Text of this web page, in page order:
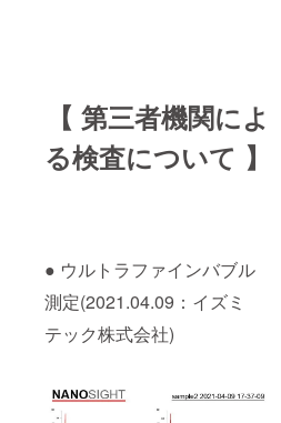
【 第三者機関によ
る検査について 】
● ウルトラファインバブル
測定(2021.04.09：イズミ
テック株式会社)